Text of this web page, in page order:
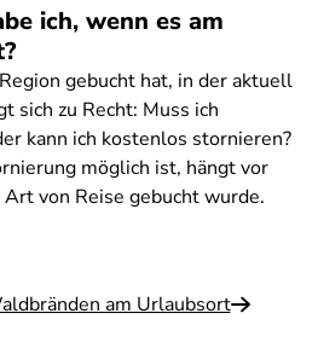
ich, wenn es am
gebucht hat, in der aktuell
sich zu Recht: Muss ich
kann ich kostenlos stornieren?
möglich ist, hängt vor
von Reise gebucht wurde.
am Urlaubsort